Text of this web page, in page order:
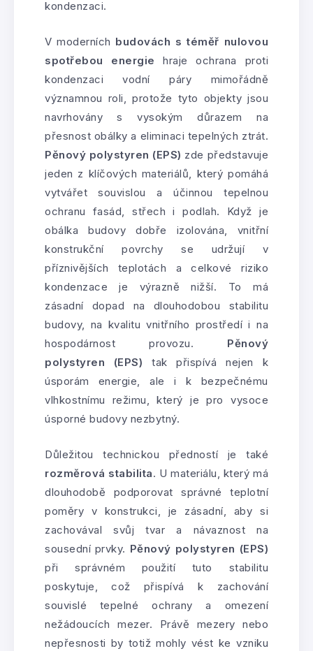
kondenzaci.
V moderních budovách s téměř nulovou
spotřebou energie hraje ochrana proti
kondenzaci vodní páry mimořádně
významnou roli, protože tyto objekty jsou
navrhovány s vysokým důrazem na
přesnost obálky a eliminaci tepelných ztrát.
Pěnový polystyren (EPS) zde představuje
jeden z klíčových materiálů, který pomáhá
vytvářet souvislou a účinnou tepelnou
ochranu fasád, střech i podlah. Když je
obálka budovy dobře izolována, vnitřní
konstrukční povrchy se udržují v
příznivějších teplotách a celkové riziko
kondenzace je výrazně nižší. To má
zásadní dopad na dlouhodobou stabilitu
budovy, na kvalitu vnitřního prostředí i na
hospodárnost provozu. Pěnový
polystyren (EPS) tak přispívá nejen k
úsporám energie, ale i k bezpečnému
vlhkostnímu režimu, který je pro vysoce
úsporné budovy nezbytný.
Důležitou technickou předností je také
rozměrová stabilita. U materiálu, který má
dlouhodobě podporovat správné teplotní
poměry v konstrukci, je zásadní, aby si
zachovával svůj tvar a návaznost na
sousední prvky. Pěnový polystyren (EPS)
při správném použití tuto stabilitu
poskytuje, což přispívá k zachování
souvislé tepelné ochrany a omezení
nežádoucích mezer. Právě mezery nebo
nepřesnosti by totiž mohly vést ke vzniku